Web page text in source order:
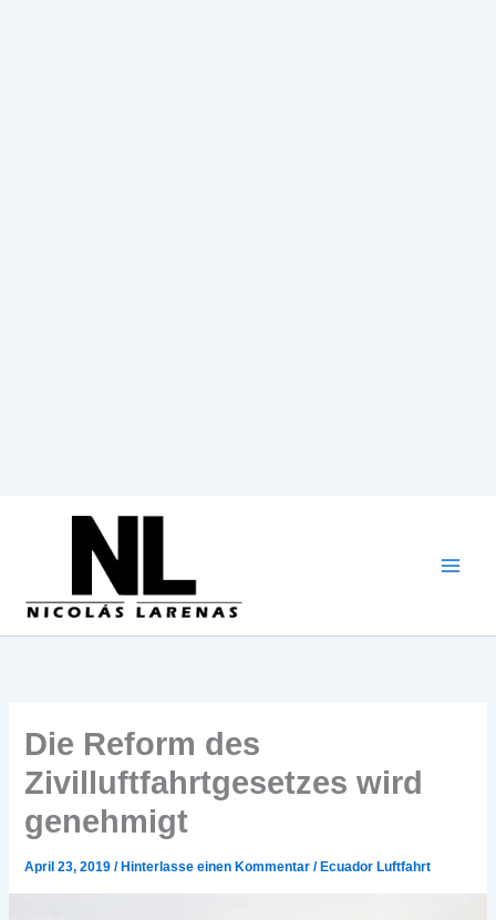
Die Reform des
Zivilluftfahrtgesetzes wird
genehmigt
April 23, 2019/ Hinterlasse einen Kommentar / Ecuador Luftfahrt